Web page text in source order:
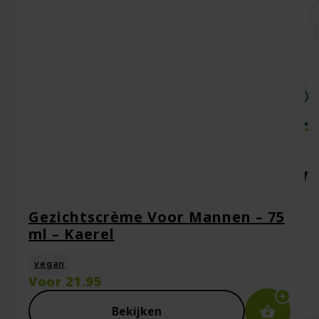
E-mail*
Gezichtscrème Voor Mannen – 75
ml – Kaerel
vegan
Voor 21.95
Bekijken